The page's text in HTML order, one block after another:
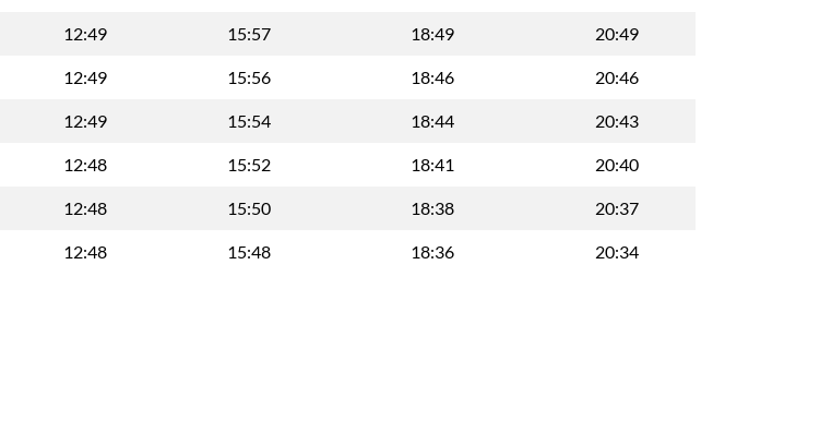
12:49 15:57 18:49 20:49
12:49 15:56 18:46 20:46
12:49 15:54 18:44 20:43
12:48 15:52 18:41 20:40
12:48 15:50 18:38 20:37
12:48 15:48 18:36 20:34